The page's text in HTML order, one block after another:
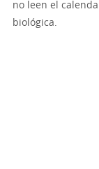
no leen el
biológica.